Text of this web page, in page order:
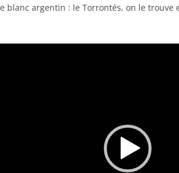
blanc argentin : le Torrontés, on le trouve